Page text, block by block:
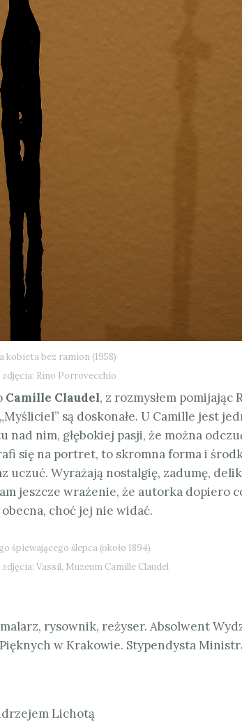
kobieta bez ramion (1958)
Rino Porrovecchio
Camille Claudel, z rozmysłem pomijając
są doskonałe. U Camille jest
nad nim, głębokiej pasji, że można
się na portret, to skromna forma i
uczuć. Wyrażają nostalgię, zadumę,
jeszcze wrażenie, że autorka dopiero
choć jej nie widać.
śpiewającego ślepca (około 1894)
Vassil, Muzeum Camille Claudel
rysownik, reżyser. Absolwent
w Krakowie. Stypendysta
Lichotą